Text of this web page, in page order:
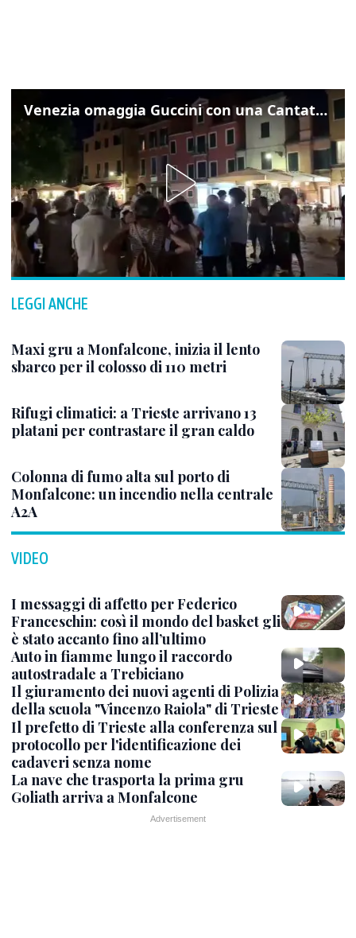
Venezia omaggia Guccini con una Cantata Anarchica in campo Santa Margherita
LEGGI ANCHE
Maxi gru a Monfalcone, inizia il lento
sbarco per il colosso di 110 metri
Rifugi climatici: a Trieste arrivano 13
platani per contrastare il gran caldo
Colonna di fumo alta sul porto di
Monfalcone: un incendio nella centrale
A2A
VIDEO
I messaggi di affetto per Federico
Franceschin: così il mondo del basket gli
è stato accanto fino all’ultimo
Auto in fiamme lungo il raccordo
autostradale a Trebiciano
Il giuramento dei nuovi agenti di Polizia
della scuola "Vincenzo Raiola" di Trieste
Il prefetto di Trieste alla conferenza sul
protocollo per l'identificazione dei
cadaveri senza nome
La nave che trasporta la prima gru
Goliath arriva a Monfalcone